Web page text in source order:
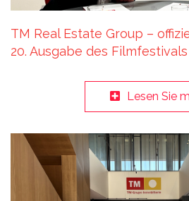
TM Real Estate Group –
20. Ausgabe des
Lesen Sie